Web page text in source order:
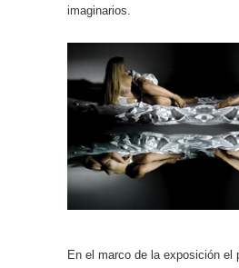
imaginarios.
En el marco de la exposición el